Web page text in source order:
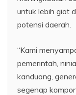
untuk lebih giat
potensi daerah.
“Kami
pemerintah,
kanduang,
segenap